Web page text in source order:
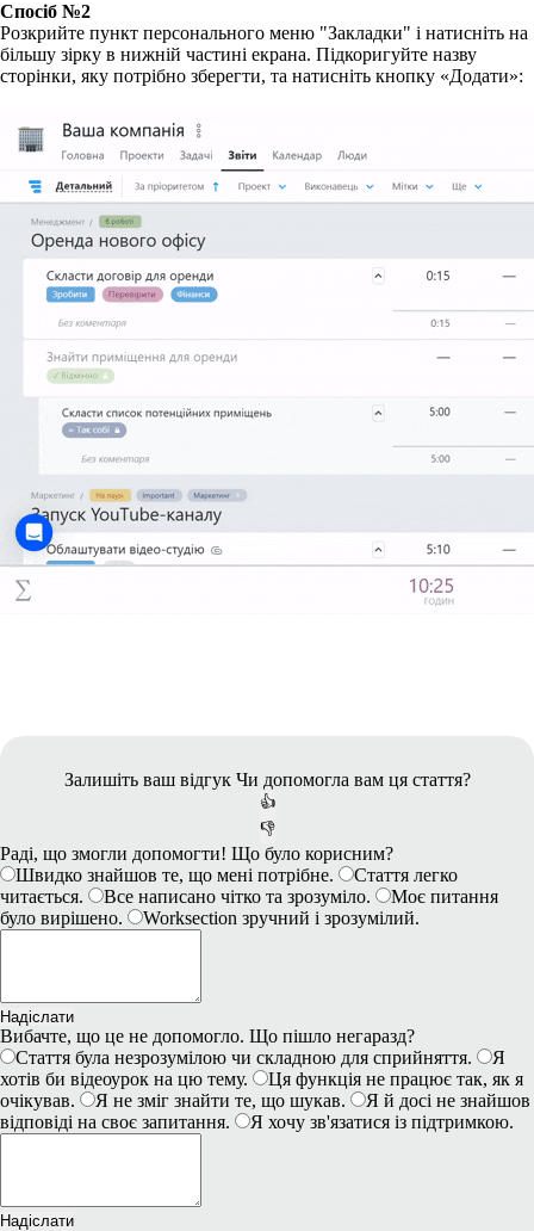
Спосіб №2
Розкрийте пункт персонального меню "Закладки" і натисніть на
більшу зірку в нижній частині екрана. Підкоригуйте назву
сторінки, яку потрібно зберегти, та натисніть кнопку «Додати»:
Залишіть ваш відгук Чи допомогла вам ця стаття?
👍
👎
Раді, що змогли допомогти! Що було корисним?
Швидко знайшов те, що мені потрібне.
Стаття легко
читається.
Все написано чітко та зрозуміло.
Моє питання
було вирішено.
Worksection зручний і зрозумілий.
Надіслати
Вибачте, що це не допомогло. Що пішло негаразд?
Стаття була незрозумілою чи складною для сприйняття.
Я
хотів би відеоурок на цю тему.
Ця функція не працює так, як я
очікував.
Я не зміг знайти те, що шукав.
Я й досі не знайшов
відповіді на своє запитання.
Я хочу зв'язатися із підтримкою.
Надіслати